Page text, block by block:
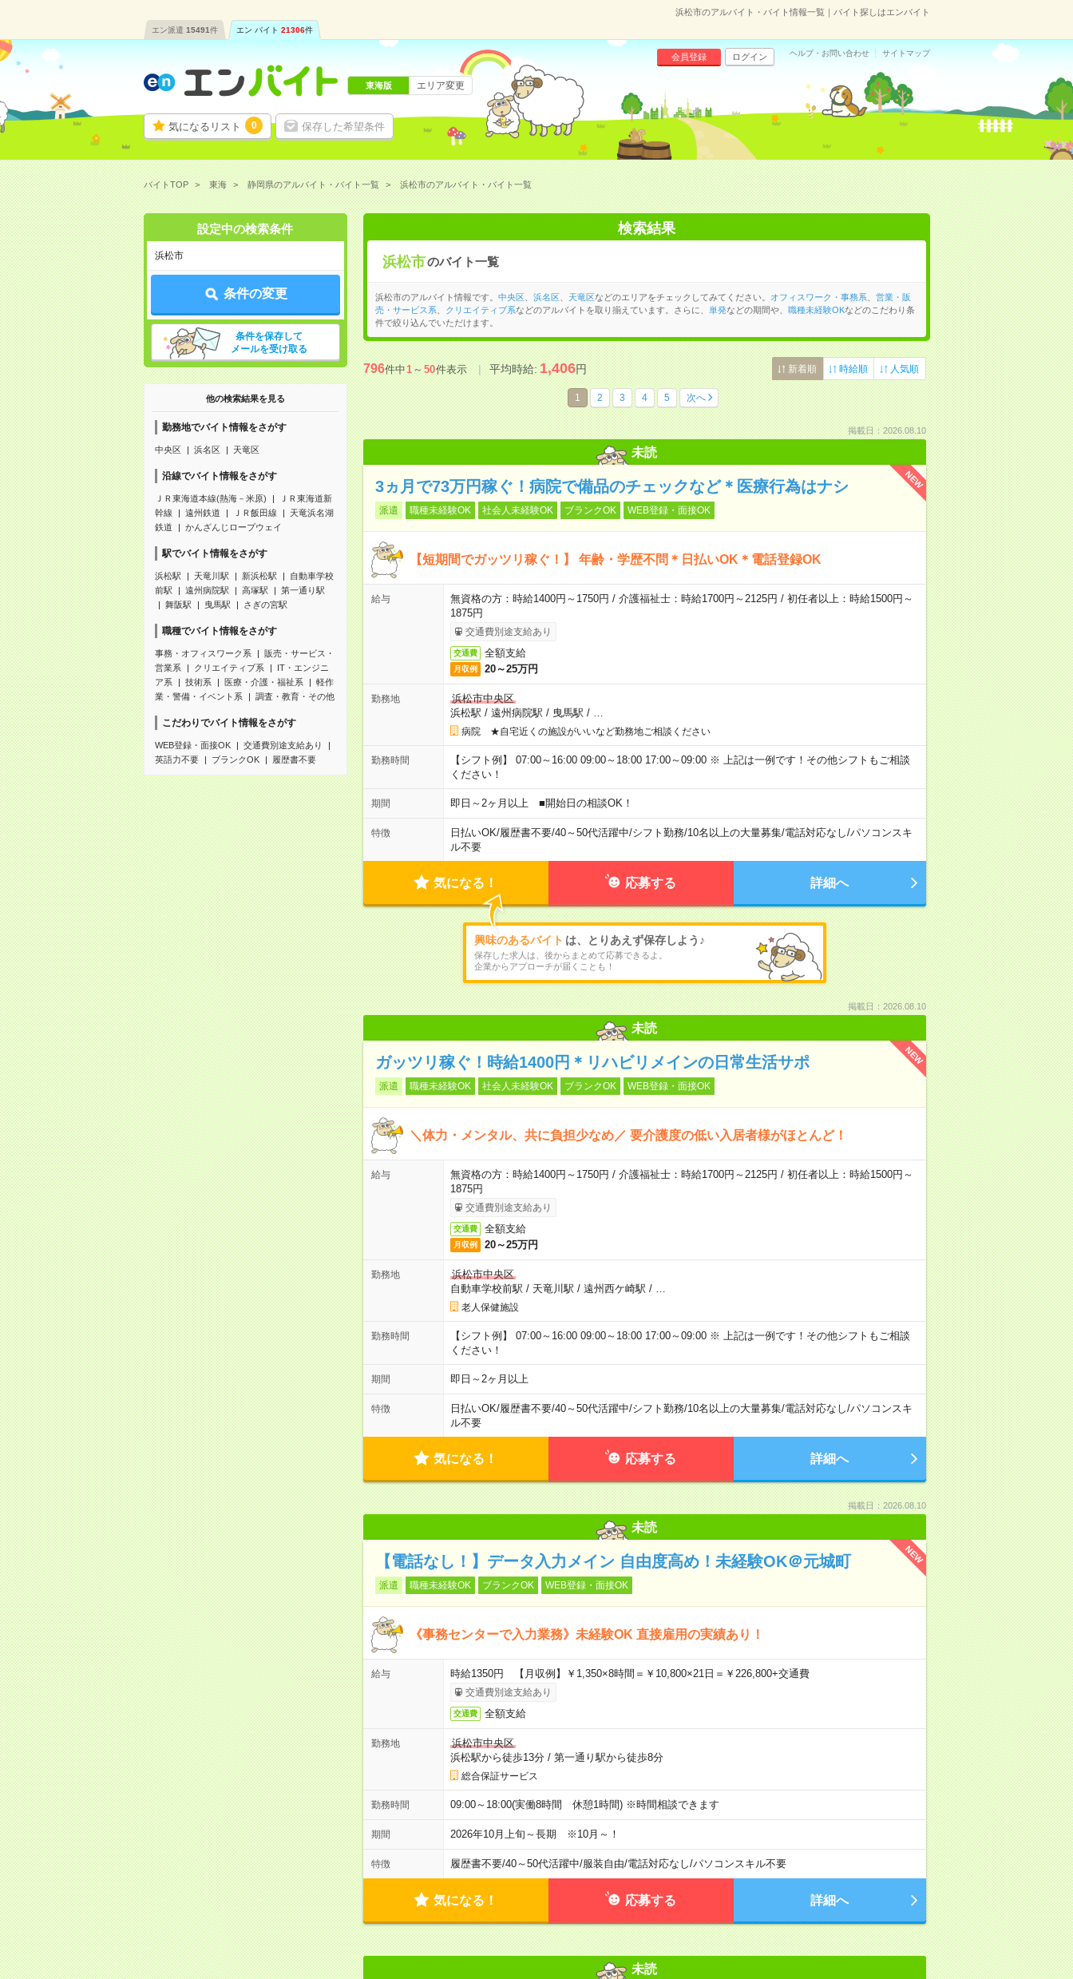
浜松市のアルバイト・バイト情報一覧｜バイト探しはエンバイト
エン派遣 15491件 エン バイト 21306件
気になるリスト 0 保存した希望条件
会員登録 ログイン ヘルプ・お問い合わせ サイトマップ
東海版 エリア変更
バイトTOP 東海 静岡県のアルバイト・バイト一覧 浜松市のアルバイト・バイト一覧
設定中の検索条件
浜松市
条件の変更
条件を保存して
メールを受け取る
他の検索結果を見る
勤務地でバイト情報をさがす
中央区 浜名区 天竜区
沿線でバイト情報をさがす
ＪＲ東海道本線(熱海－米原)
ＪＲ東海道新
幹線
遠州鉄道 ＪＲ飯田線
天竜浜名湖
鉄道
かんざんじロープウェイ
駅でバイト情報をさがす
浜松駅 天竜川駅 新浜松駅
自動車学校
前駅
遠州病院駅 高塚駅
第一通り駅
舞阪駅
曳馬駅 さぎの宮駅
職種でバイト情報をさがす
事務・オフィスワーク系
販売・サービス・
営業系
クリエイティブ系
IT・エンジニ
ア系
技術系 医療・介護・福祉系
軽作
業・警備・イベント系
調査・教育・その他
こだわりでバイト情報をさがす
WEB登録・面接OK
交通費別途支給あり
英語力不要
ブランクOK 履歴書不要
検索結果
浜松市のバイト一覧
浜松市のアルバイト情報です。 中央区、 浜名区、 天竜区などのエリアをチェックしてみてください。 オフィスワーク・事務系
営業・販
売・サービス系
クリエイティブ系などのアルバイトを取り揃えています。さらに、 単発などの期間や、 職種未経験OKなどのこだわり条
件で絞り込んでいただけます。
796件中1～50件表示 平均時給:1,406円 新着順 時給順 人気順
1 2 3 4 5 次へ
掲載日：2026.08.10
未読
NEW
3ヵ月で73万円稼ぐ！病院で備品のチェックなど＊医療行為はナシ
派遣 職種未経験OK 社会人未経験OK ブランクOK WEB登録・面接OK
【短期間でガッツリ稼ぐ！】 年齢・学歴不問＊日払いOK＊電話登録OK
給与
無資格の方：時給1400円～1750円 / 介護福祉士：時給1700円～2125円 / 初任者以上：時給1500円～
1875円
交通費別途支給あり
交通費 全額支給
月収例 20～25万円
勤務地
浜松市中央区
浜松駅 / 遠州病院駅 / 曳馬駅 /
病院 ★自宅近くの施設がいいなど勤務地ご相談ください
勤務時間
【シフト例】 07:00～16:00 09:00～18:00 17:00～09:00 ※ 上記は一例です！その他シフトもご相談
ください！
期間 即日～2ヶ月以上 ■開始日の相談OK！
特徴 日払いOK/履歴書不要/40～50代活躍中/シフト勤務/10名以上の大量募集/電話対応なし/パソコンスキ
ル不要
気になる！ 応募する 詳細へ
興味のあるバイト は、とりあえず保存しよう♪
保存した求人は、後からまとめて応募できるよ。
企業からアプローチが届くことも！
掲載日：2026.08.10
未読
NEW
ガッツリ稼ぐ！時給1400円＊リハビリメインの日常生活サポ
派遣 職種未経験OK 社会人未経験OK ブランクOK WEB登録・面接OK
＼体力・メンタル、共に負担少なめ／ 要介護度の低い入居者様がほとんど！
給与
無資格の方：時給1400円～1750円 / 介護福祉士：時給1700円～2125円 / 初任者以上：時給1500円～
1875円
交通費別途支給あり
交通費 全額支給
月収例 20～25万円
勤務地
浜松市中央区
自動車学校前駅 / 天竜川駅 / 遠州西ケ崎駅 /
老人保健施設
勤務時間
【シフト例】 07:00～16:00 09:00～18:00 17:00～09:00 ※ 上記は一例です！その他シフトもご相談
ください！
期間 即日～2ヶ月以上
特徴 日払いOK/履歴書不要/40～50代活躍中/シフト勤務/10名以上の大量募集/電話対応なし/パソコンスキ
ル不要
気になる！ 応募する 詳細へ
掲載日：2026.08.10
未読
NEW
【電話なし！】データ入力メイン 自由度高め！未経験OK＠元城町
派遣 職種未経験OK ブランクOK WEB登録・面接OK
《事務センターで入力業務》未経験OK 直接雇用の実績あり！
給与 時給1350円 【月収例】￥1,350×8時間＝￥10,800×21日＝￥226,800+交通費
交通費別途支給あり
交通費 全額支給
勤務地
浜松市中央区
浜松駅から徒歩13分/ 第一通り駅から徒歩8分
総合保証サービス
勤務時間 09:00～18:00(実働8時間 休憩1時間) ※時間相談できます
期間 2026年10月上旬～長期 ※10月～！
特徴 履歴書不要/40～50代活躍中/服装自由/電話対応なし/パソコンスキル不要
気になる！ 応募する 詳細へ
未読